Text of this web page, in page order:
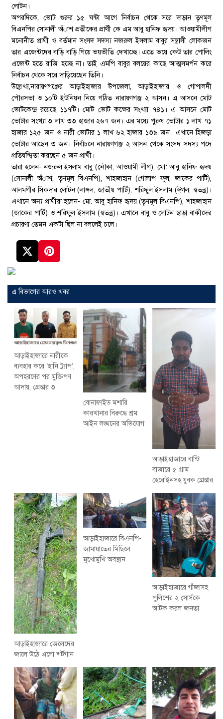
লোটন।
অপরদিকে, ভোট শুরুর ১৫ ঘন্টা আগে নির্বাচন থেকে সরে দাড়ান তৃণমূল
বিএনপির সোনালী অঁাশ প্রতীকের প্রার্থী কে এম আবু হানিফ হৃদয়। আওয়ামীলীগ
মনোনীত প্রার্থী ও বর্তমান সংসদ সদস্য নজরুল ইসলাম বাবুর সন্ত্রাসী লোকজন
তার এজেন্টদের বাড়ি বাড়ি গিয়ে ভয়ভীতি দেখাচ্ছে। এতে ভয়ে কেউ তার পোলিং
এজেন্ট হতে রাজি হচ্ছে না। তাই এমপি বাবুর বলয়ের কাছে আত্মসমর্পন করে
নির্বাচন থেকে সরে দাড়িয়েছেন তিনি।
উল্লেখ্য,নারায়ণগঞ্জের আড়াইহাজার উপজেলা, আড়াইহাজার ও গোপালদী
পৌরসভা ও ১০টি ইউনিয়ন নিয়ে গঠিত নারায়ণগঞ্জ ২ আসন। এ আসনে মোট
ভোটকেন্দ্র রয়েছে ১১৭টি। মোট ভোট কক্ষের সংখ্যা ৭৪১। এ আসনে মোট
ভোটার সংখ্যা ৩ লাখ ৩৩ হাজার ২৬৭ জন। এর মধ্যে পুরুষ ভোটার ১ লাখ ৭১
হাজার ১২৫ জন ও নারী ভোটার ১ লাখ ৬২ হাজার ১৩৯ জন। এখানে হিজড়া
ভোটার আছেন ৩ জন। নির্বাচনে নারায়ণগঞ্জ ২ আসন থেকে সংসদ সদস্য পদে
প্রতিদ্বন্দ্বিতা করছেন ৫ জন প্রার্থী।
তারা হলেন- নজরুল ইসলাম বাবু (নৌকা, আওয়ামী লীগ), মো: আবু হানিফ হৃদয়
(সোনালী অঁাশ, তৃণমূল বিএনপি), শাহজাহান (গোলাপ ফুল, জাকের পার্টি),
আলমগীর সিকদার লোটন (লাঙ্গল, জাতীয় পার্টি), শরিফুল ইসলাম (ঈগল, স্বতন্ত্র)।
এখানে অন্য প্রার্থীরা হলেন- মো. আবু হানিফ হৃদয় (তৃণমূল বিএনপি), শাহজাহান
(জাকের পার্টি) ও শরিফুল ইসলাম (স্বতন্ত্র)। এখানে বাবু ও লোটন ছাড়া বাকীদের
প্রচারণা তেমন একটা ছিল না বললেই চলে।
এ বিভাগের আরও খবর
আড়াইহাজারে নারীকে
ব্যবহার করে ‘হানি ট্র্যাপ’,
অপহরণের পর মুক্তিপণ
আদায়, গ্রেপ্তার ৩
বোনাফাইড মশারি
কারখানার বিরুদ্ধে শ্রম
আইন লঙ্ঘনের অভিযোগ
আড়াইহাজারে বান্টি
বাজারে ৫ গ্রাম
হেরোইনসহ যুবক গ্রেপ্তার
আড়াইহাজারে জেলেদের
জালে উঠে এলো শর্টগান
আড়াইহাজারে বিএনপি-
জামায়াতের মিছিলে
মুখোমুখি অবস্থান
আড়াইহাজারে গাঁজাসহ
পুলিশের ২ সোর্সকে
আটক করল জনতা